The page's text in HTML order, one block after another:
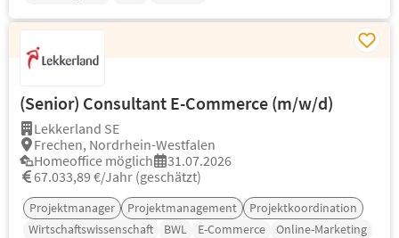
(Senior) Consultant E-Commerce (m/w/d)
Lekkerland SE
Frechen, Nordrhein-Westfalen
Homeoffice möglich
31.07.2026
67.033,89 €/Jahr (geschätzt)
Projektmanager Projektmanagement
Projektkoordination
Wirtschaftswissenschaft
BWL E-Commerce Online-Marketing